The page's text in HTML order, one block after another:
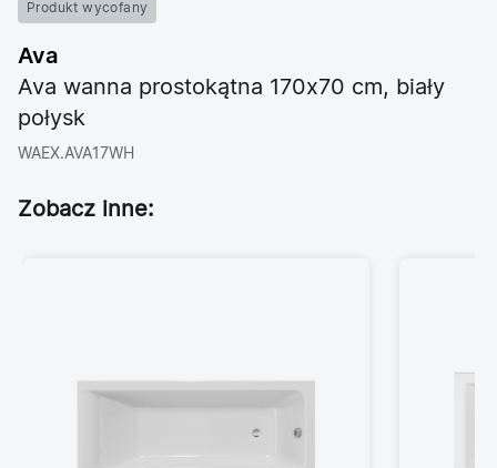
Produkt wycofany
Ava
Ava wanna prostokątna 170x70 cm, biały
połysk
WAEX.AVA17WH
Zobacz inne: